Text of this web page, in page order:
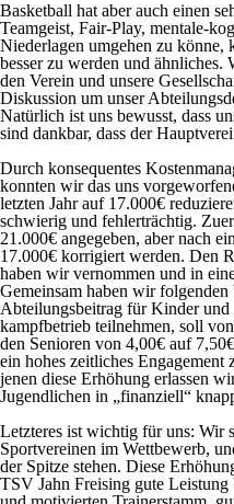
Basketball hat aber auch einen
Teamgeist, Fair-Play, mentale-
Niederlagen umgehen zu könne,
besser zu werden und ähnliches.
den Verein und unsere
Diskussion um unser
Natürlich ist uns bewusst, dass
sind dankbar, dass der
Durch konsequentes
konnten wir das uns
letzten Jahr auf 17.000€
schwierig und fehlerträchtig.
21.000€ angegeben, aber nach
17.000€ korrigiert werden. Den
haben wir vernommen und in
Gemeinsam haben wir
Abteilungsbeitrag für Kinder und
kampfbetrieb teilnehmen, soll
den Senioren von 4,00€ auf
ein hohes zeitliches Engagement
jenen diese Erhöhung erlassen
Jugendlichen in „finanziell“
Letzteres ist wichtig für uns: Wir
Sportvereinen im Wettbewerb,
der Spitze stehen. Diese
TSV Jahn Freising gute Leistung